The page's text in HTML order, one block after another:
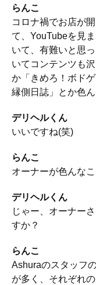
らんこ
コロナ禍でお店が
て、YouTubeを見
いて、有難いと思
いてコンテンツも
か「きめろ！ボド
縁側日誌」とか色
デリヘルくん
いいですね(笑)
らんこ
オーナーが色んな
デリヘルくん
じゃー、オーナー
すか？
らんこ
Ashuraのスタッフ
が多く、それぞれ